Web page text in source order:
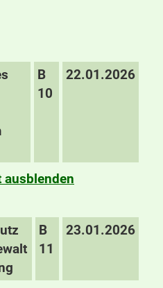
B
10
22.01.2026
ausblenden
B
11
23.01.2026